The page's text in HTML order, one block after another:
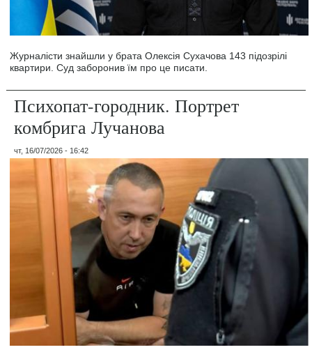
Журналісти знайшли у брата Олексія Сухачова 143 підозрілі
квартири. Суд заборонив їм про це писати.
Психопат-городник. Портрет
комбрига Лучанова
чт, 16/07/2026 - 16:42